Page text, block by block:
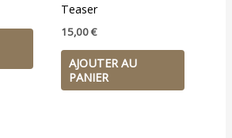
Teaser
15,00€
AJOUTER AU
PANIER